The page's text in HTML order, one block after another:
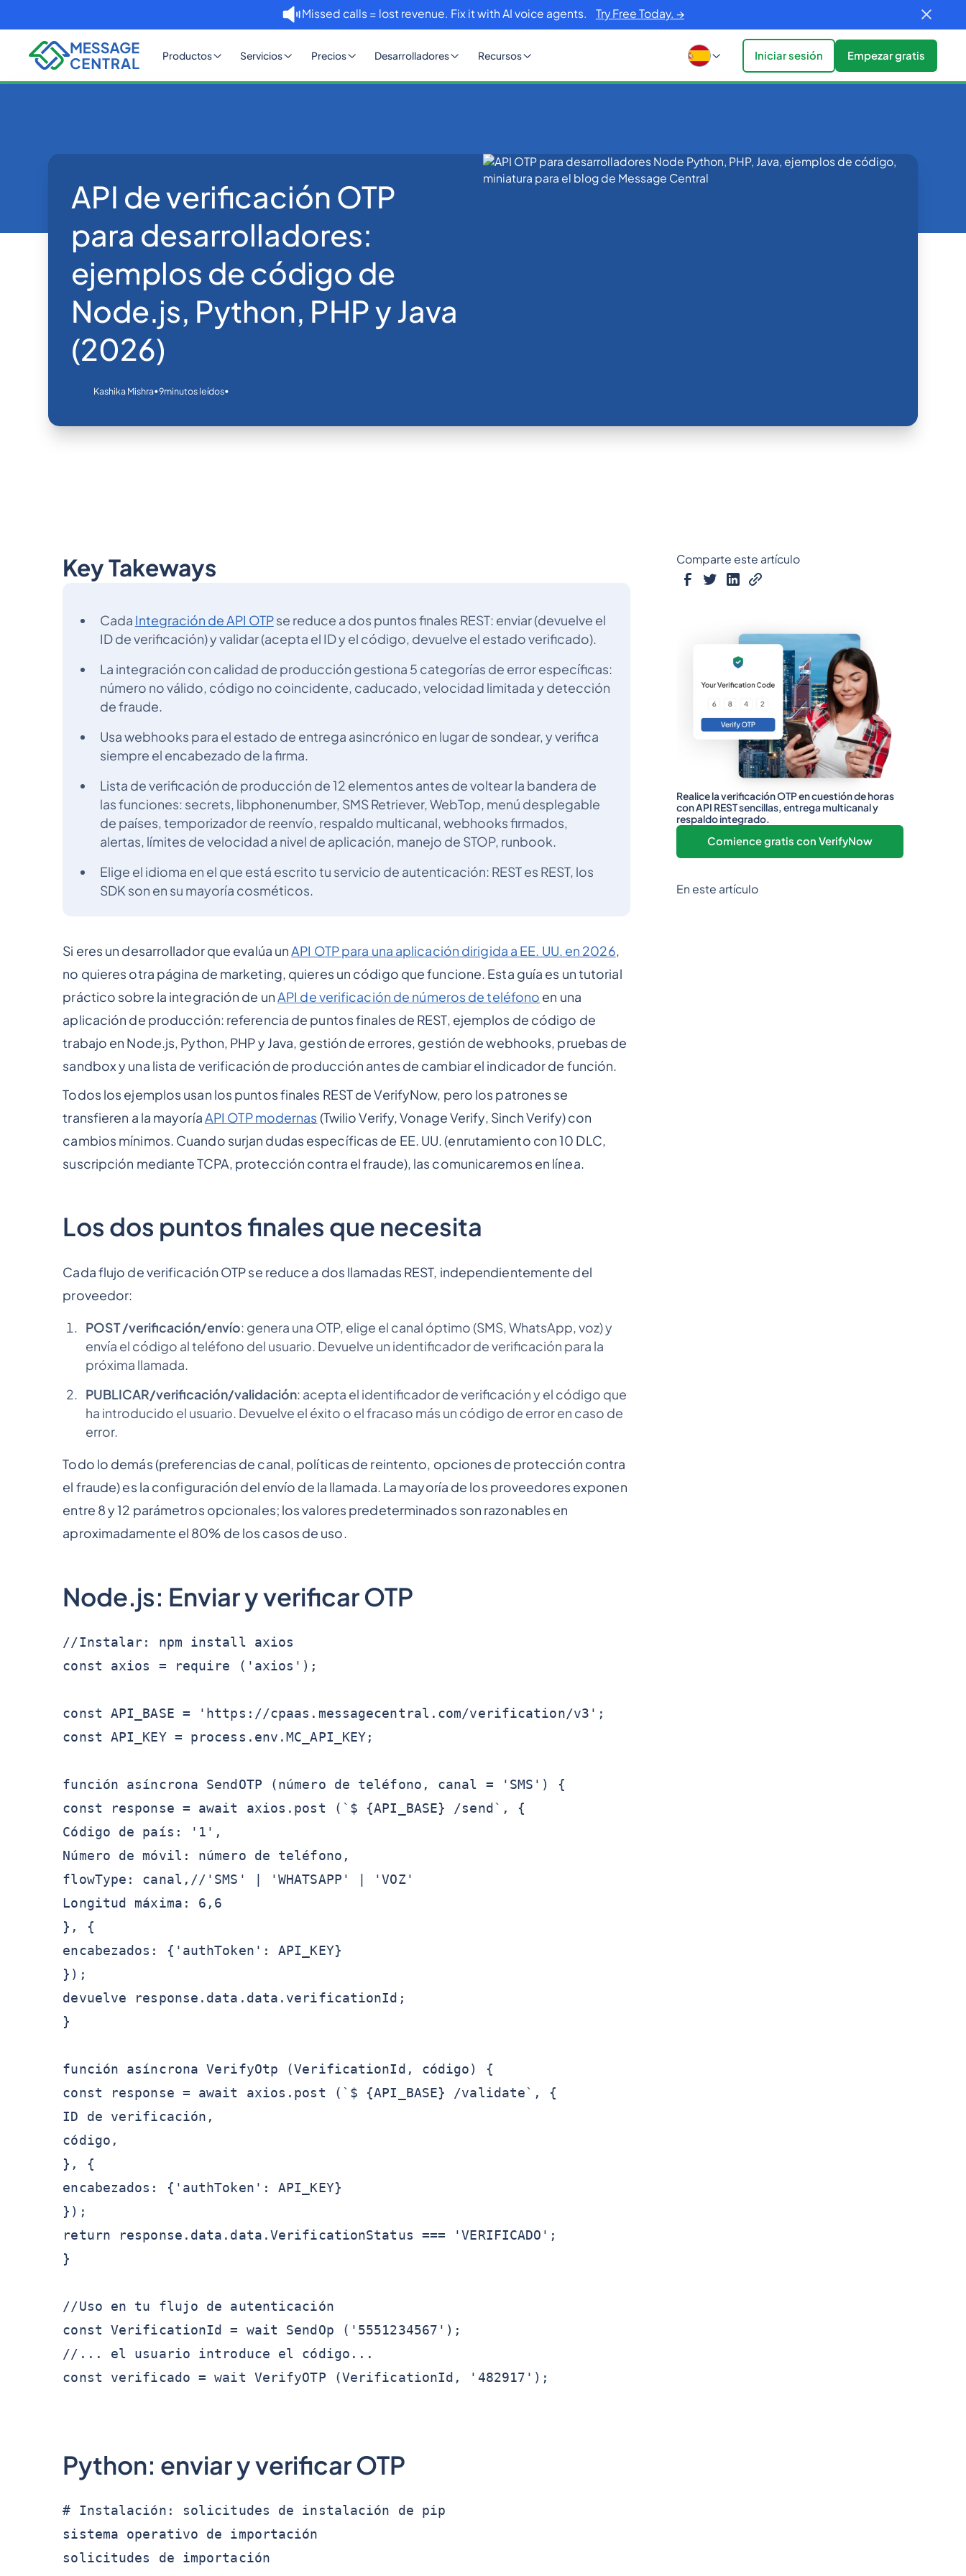
Missed calls = lost revenue. Fix it with AI voice agents. Try Free Today. →
Productos Servicios Precios Desarrolladores Recursos Iniciar sesión Empezar gratis
Inicio Blog
Developers
OTP SMS Verification
API de verificación OTP para desarrolladores: ejemplos de código de Node.js, Python, PHP y Java (2026)
API de verificación OTP
para desarrolladores:
ejemplos de código de
Node.js, Python, PHP y Java
(2026)
Kashika Mishra•9minutos leídos•
Key Takeways
Cada Integración de API OTPse reduce a dos puntos finales REST: enviar (devuelve el
ID de verificación) y validar (acepta el ID y el código, devuelve el estado verificado).
La integración con calidad de producción gestiona 5 categorías de error específicas:
número no válido, código no coincidente, caducado, velocidad limitada y detección
de fraude.
Usa webhooks para el estado de entrega asincrónico en lugar de sondear, y verifica
siempre el encabezado de la firma.
Lista de verificación de producción de 12 elementos antes de voltear la bandera de
las funciones: secrets, libphonenumber, SMS Retriever, WebTop, menú desplegable
de países, temporizador de reenvío, respaldo multicanal, webhooks firmados,
alertas, límites de velocidad a nivel de aplicación, manejo de STOP, runbook.
Elige el idioma en el que está escrito tu servicio de autenticación: REST es REST, los
SDK son en su mayoría cosméticos.
Si eres un desarrollador que evalúa unAPI OTP para una aplicación dirigida a EE. UU. en 2026,
no quieres otra página de marketing, quieres un código que funcione. Esta guía es un tutorial
práctico sobre la integración de unAPI de verificación de números de teléfono en una
aplicación de producción: referencia de puntos finales de REST, ejemplos de código de
trabajo en Node.js, Python, PHP y Java, gestión de errores, gestión de webhooks, pruebas de
sandbox y una lista de verificación de producción antes de cambiar el indicador de función.
Todos los ejemplos usan los puntos finales REST de VerifyNow, pero los patrones se
transfieren a la mayoríaAPI OTP modernas (Twilio Verify, Vonage Verify, Sinch Verify) con
cambios mínimos. Cuando surjan dudas específicas de EE. UU. (enrutamiento con 10 DLC,
suscripción mediante TCPA, protección contra el fraude), las comunicaremos en línea.
Los dos puntos finales que necesita
Cada flujo de verificación OTP se reduce a dos llamadas REST, independientemente del
proveedor:
POST /verificación/envío: genera una OTP, elige el canal óptimo (SMS, WhatsApp, voz) y
envía el código al teléfono del usuario. Devuelve un identificador de verificación para la
próxima llamada.
PUBLICAR/verificación/validación: acepta el identificador de verificación y el código que
ha introducido el usuario. Devuelve el éxito o el fracaso más un código de error en caso de
error.
Todo lo demás (preferencias de canal, políticas de reintento, opciones de protección contra
el fraude) es la configuración del envío de la llamada. La mayoría de los proveedores exponen
entre 8 y 12 parámetros opcionales; los valores predeterminados son razonables en
aproximadamente el 80% de los casos de uso.
Node.js: Enviar y verificar OTP
//Instalar: npm install axios
const axios = require ('axios');
const API_BASE = 'https://cpaas.messagecentral.com/verification/v3';
const API_KEY = process.env.MC_API_KEY;
función asíncrona SendOTP (número de teléfono, canal = 'SMS') {
const response = await axios.post (`$ {API_BASE} /send`, {
Código de país: '1',
Número de móvil: número de teléfono,
flowType: canal,//'SMS' | 'WHATSAPP' | 'VOZ'
Longitud máxima: 6,6
}, {
encabezados: {'authToken': API_KEY}
});
devuelve response.data.data.verificationId;
}
función asíncrona VerifyOtp (VerificationId, código) {
const response = await axios.post (`$ {API_BASE} /validate`, {
ID de verificación,
código,
}, {
encabezados: {'authToken': API_KEY}
});
return response.data.data.VerificationStatus === 'VERIFICADO';
}
//Uso en tu flujo de autenticación
const VerificationId = wait SendOp ('5551234567');
//... el usuario introduce el código...
const verificado = wait VerifyOTP (VerificationId, '482917');
Python: enviar y verificar OTP
# Instalación: solicitudes de instalación de pip
sistema operativo de importación
solicitudes de importación
Comparte este artículo
Realice la verificación OTP en cuestión de horas
con API REST sencillas, entrega multicanal y
respaldo integrado.
Comience gratis con VerifyNow
En este artículo